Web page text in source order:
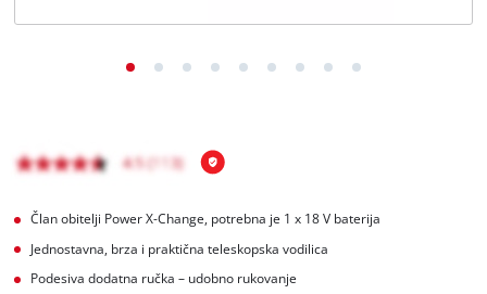
Član obitelji Power X-Change, potrebna je 1 x 18 V baterija
Jednostavna, brza i praktična teleskopska vodilica
Podesiva dodatna ručka – udobno rukovanje